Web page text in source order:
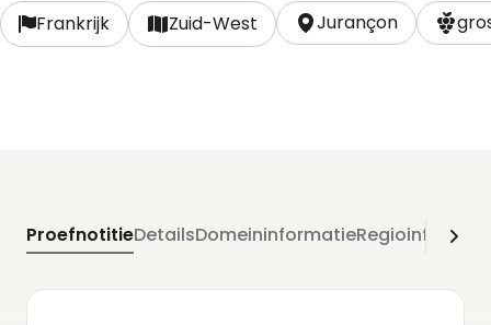
wijn voor het eerst te maken en met succes! De
druiven worden met de hand geplukt en
gistsporen wordt de wijn gebotteld.
Frankrijk Zuid-West Jurançon
ProefnotitieDetailsDomeininformatie